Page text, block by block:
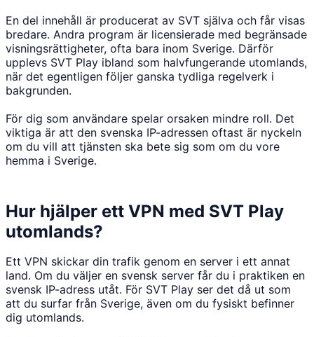
En del innehåll är producerat av SVT själva och får visas
bredare. Andra program är licensierade med begränsade
visningsrättigheter, ofta bara inom Sverige. Därför
upplevs SVT Play ibland som halvfungerande utomlands,
när det egentligen följer ganska tydliga regelverk i
bakgrunden.
För dig som användare spelar orsaken mindre roll. Det
viktiga är att den svenska IP-adressen oftast är nyckeln
om du vill att tjänsten ska bete sig som om du vore
hemma i Sverige.
Hur hjälper ett VPN med SVT Play
utomlands?
Ett VPN skickar din trafik genom en server i ett annat
land. Om du väljer en svensk server får du i praktiken en
svensk IP-adress utåt. För SVT Play ser det då ut som
att du surfar från Sverige, även om du fysiskt befinner
dig utomlands.